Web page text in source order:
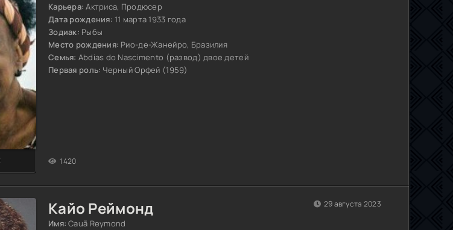
Карьера: Актриса, Продюсер
Дата рождения: 11 марта 1933 года
Зодиак: Рыбы
Место рождения: Рио-де-Жанейро, Бразилия
Семья: Abdias do Nascimento (развод) двое детей
Первая роль: Черный Орфей (1959)
1420
Кайо Реймонд
Имя: Cauã Reymond
29 августа 2023